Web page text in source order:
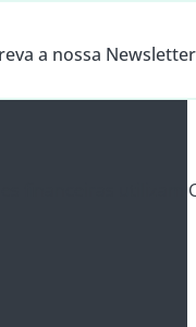
a nossa Newsletter
financeiras